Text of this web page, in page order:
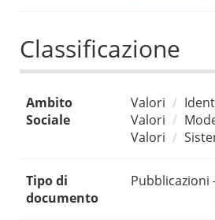
Classificazione
Ambito
Sociale
Valori
Valori
Valori
Tipo di
documento
Pubblicazioni